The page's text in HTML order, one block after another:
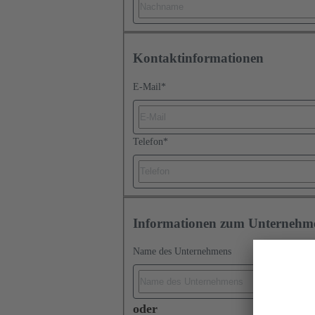
Kontaktinformationen
E-Mail *
Telefon*
Informationen zum
Name des Unternehmens
oder